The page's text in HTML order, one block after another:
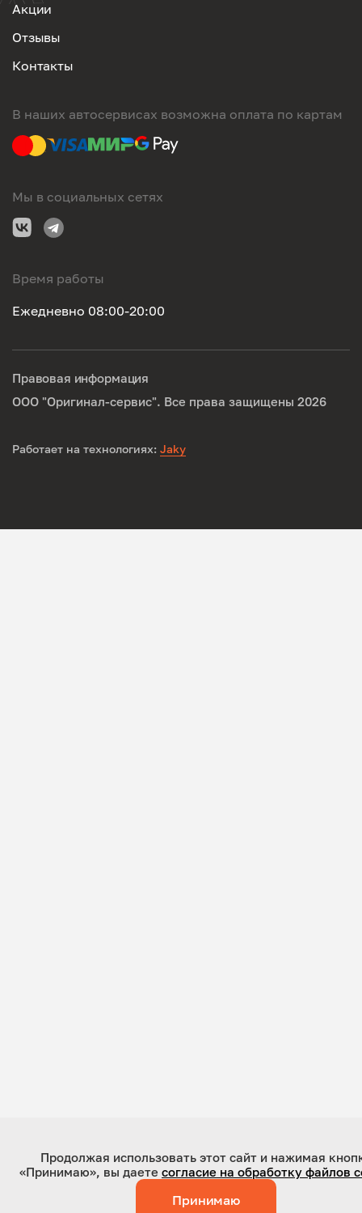
Акции
Отзывы
Контакты
В наших автосервисах возможна оплата по картам
Мы в социальных сетях
Время работы
Ежедневно 08:00-20:00
ООО "Оригинал-сервис". Все права защищены 2026
Правовая информация
Работает на технологиях: Jaky
Продолжая использовать этот сайт и нажимая
«Принимаю», вы даете согласие на обработку файлов
Принимаю